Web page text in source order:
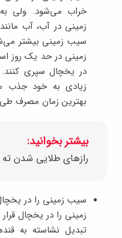
خراب می‌شود. ولی
زمینی در آب، آب
سیب زمینی بیشتر
زمینی در حد یک روز
زیادی به خود جذب
بهترین زمان مصرف طی همان ۲۴ ساعت
بیشتر بخوانید:
رازهای طلایی شدن
سیب زمینی را در
زمینی را در یخچال
تبدیل نشاسته به